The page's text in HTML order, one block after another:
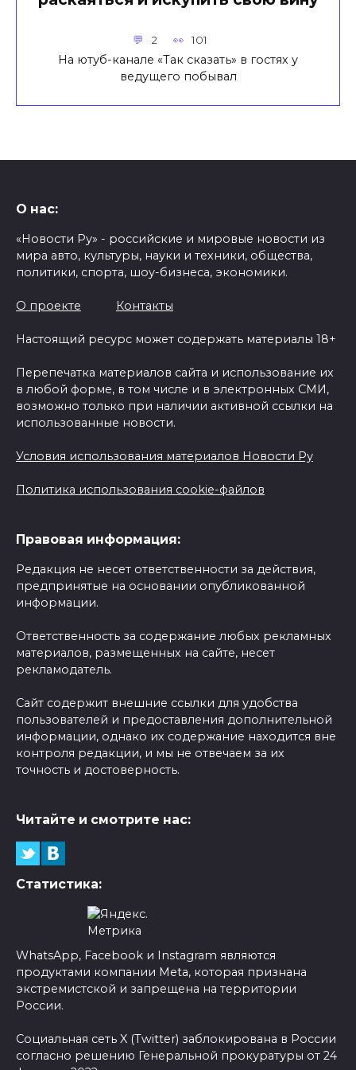
2 101
На ютуб-канале «Так сказать» в гостях у
ведущего побывал
О нас:
«Новости Ру» - российские и мировые новости из
мира авто, культуры, науки и техники, общества,
политики, спорта, шоу-бизнеса, экономики.
О проекте Контакты
Настоящий ресурс может содержать материалы 18+
Перепечатка материалов сайта и использование их
в любой форме, в том числе и в электронных СМИ,
возможно только при наличии активной ссылки на
использованные новости.
Условия использования материалов Новости Ру
Политика использования cookie-файлов
Правовая информация:
Редакция не несет ответственности за действия,
предпринятые на основании опубликованной
информации.
Ответственность за содержание любых рекламных
материалов, размещенных на сайте, несет
рекламодатель.
Сайт содержит внешние ссылки для удобства
пользователей и предоставления дополнительной
информации, однако их содержание находится вне
контроля редакции, и мы не отвечаем за их
точность и достоверность.
Читайте и смотрите нас:
Статистика:
WhatsApp, Facebook и Instagram являются
продуктами компании Meta, которая признана
экстремистской и запрещена на территории
России.
Социальная сеть X (Twitter) заблокирована в России
согласно решению Генеральной прокуратуры от 24